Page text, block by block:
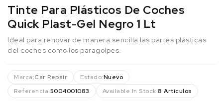
Tinte Para Plásticos De Coches
Quick Plast-Gel Negro 1 Lt
Ideal para renovar de manera sencilla las partes plásticas
del coches como los paragolpes.
Marca:Car Repair Estado:Nuevo
Referencia:5004001083 Available In Stock:8 Artículos